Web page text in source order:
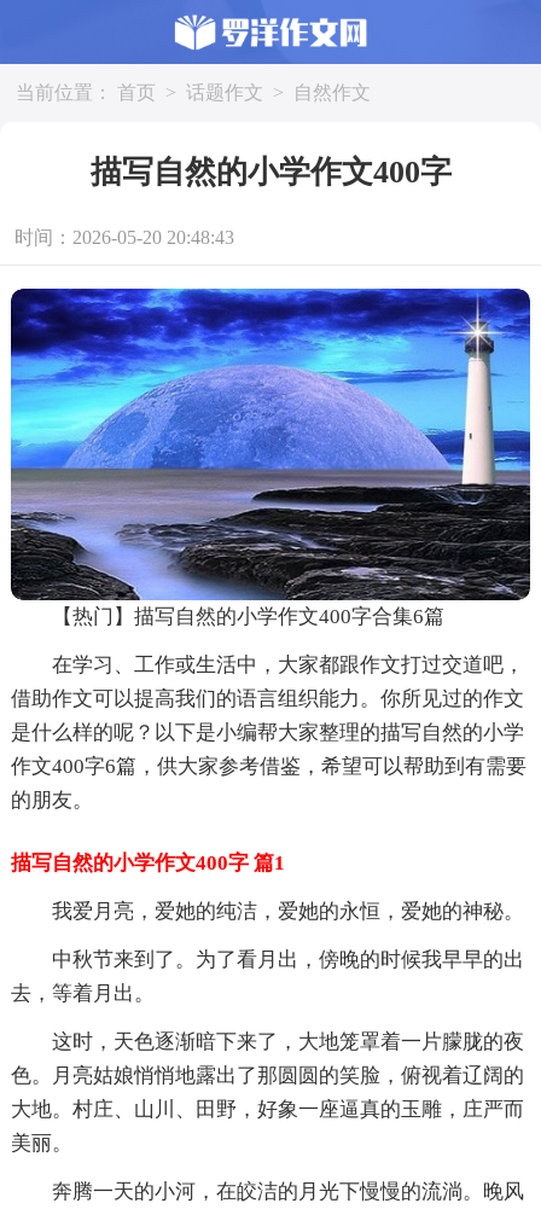
当前位置： 首页 > 话题作文 > 自然作文
描写自然的小学作文400字
时间：2026-05-20 20:48:43
【热门】描写自然的小学作文400字合集6篇
在学习、工作或生活中，大家都跟作文打过交道吧，
借助作文可以提高我们的语言组织能力。你所见过的作文
是什么样的呢？以下是小编帮大家整理的描写自然的小学
作文400字6篇，供大家参考借鉴，希望可以帮助到有需要
的朋友。
描写自然的小学作文400字 篇1
我爱月亮，爱她的纯洁，爱她的永恒，爱她的神秘。
中秋节来到了。为了看月出，傍晚的时候我早早的出
去，等着月出。
这时，天色逐渐暗下来了，大地笼罩着一片朦胧的夜
色。月亮姑娘悄悄地露出了那圆圆的笑脸，俯视着辽阔的
大地。村庄、山川、田野，好象一座逼真的玉雕，庄严而
美丽。
奔腾一天的小河，在皎洁的月光下慢慢的流淌。晚风